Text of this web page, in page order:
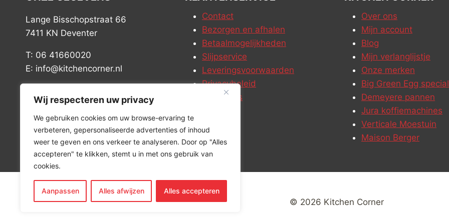
Wij respecteren uw privacy
We gebruiken cookies om uw browse-ervaring te
verbeteren, gepersonaliseerde advertenties of inhoud
weer te geven en ons verkeer te analyseren. Door op "Alles
accepteren" te klikken, stemt u in met ons gebruik van
cookies.
Aanpassen Alles afwijzen Alles accepteren
Lange Bisschopstraat 66
7411 KN Deventer
T: 06 41660020
E: info@kitchencorner.nl
BTW: NL868888989B01
Contact
Bezorgen en afhalen
Betaalmogelijkheden
Slijpservice
Leveringsvoorwaarden
Privacybeleid
Vacatures
Over ons
Mijn account
Blog
Mijn verlanglijstje
Onze merken
Big Green Egg
Demeyere pannen
Jura koffiemachines
Verticale Moestuin
Maison Berger
© 2026 Kitchen Corner